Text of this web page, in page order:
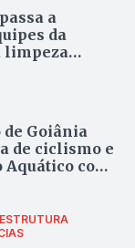
a
da
limpeza
Goiânia
de ciclismo e
Aquático com